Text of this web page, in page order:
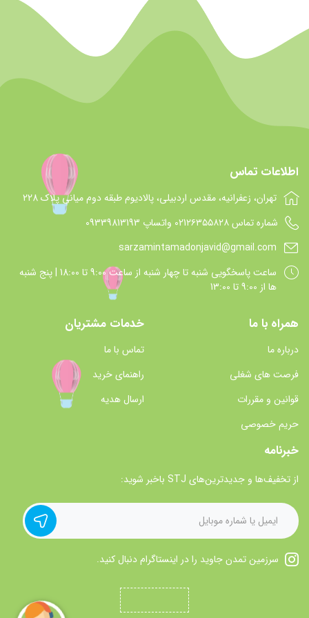
اطلاعات تماس
تهران، زعفرانیه، مقدس اردبیلی، پالادیوم طبقه دوم میانی پلاک 228
شماره تماس 021۲۶۳۵۵۸۲۸ واتساپ 09339813193
sarzamintamadonjavid@gmail.com
ساعت پاسخگويي شنبه تا چهار شنبه از ساعت 9:00 تا 18:00 | پنج شنبه
ها از 9:00 تا 13:00
همراه با ما
درباره ما
فرصت های شغلی
قوانین و مقررات
حریم خصوصی
خدمات مشتریان
تماس با ما
راهنمای خرید
ارسال هدیه
خبرنامه
از تخفیف‌ها و جدیدترین‌های STJ باخبر شوید:
سرزمین تمدن جاوید را در اینستاگرام دنبال کنید.